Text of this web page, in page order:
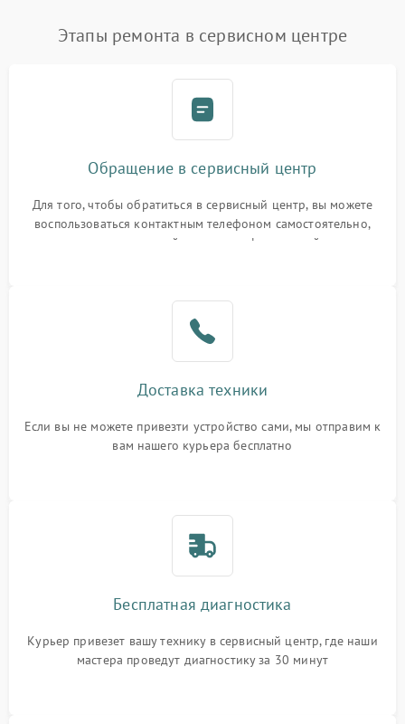
Этапы ремонта в сервисном центре
Обращение в сервисный центр
Для того, чтобы обратиться в сервисный центр, вы можете
воспользоваться контактным телефоном самостоятельно,
или оставить свой номер телефона на сайте
Доставка техники
Если вы не можете привезти устройство сами, мы отправим к
вам нашего курьера бесплатно
Бесплатная диагностика
Курьер привезет вашу технику в сервисный центр, где наши
мастера проведут диагностику за 30 минут